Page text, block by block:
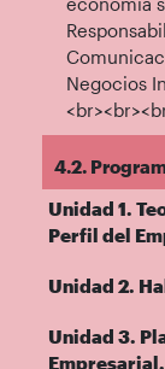
Negocios
4.2.
Unidad 1.
Perfil del
Unidad 2.
Unidad 3.
Empresarial.